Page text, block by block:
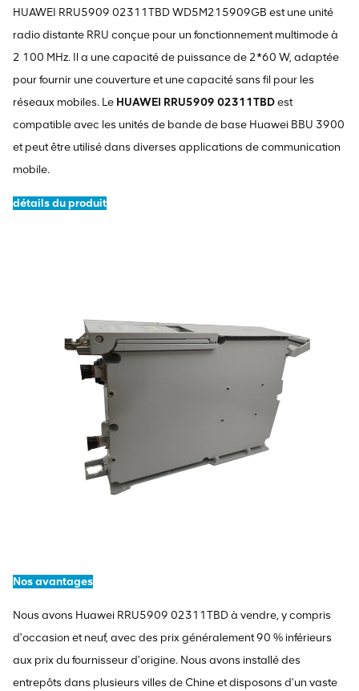
HUAWEI RRU5909 02311TBD WD5M215909GB est une unité
radio distante RRU conçue pour un fonctionnement multimode à
2 100 MHz. Il a une capacité de puissance de 2*60 W, adaptée
pour fournir une couverture et une capacité sans fil pour les
réseaux mobiles. Le HUAWEI RRU5909 02311TBDest
compatible avec les unités de bande de base Huawei BBU 3900
et peut être utilisé dans diverses applications de communication
mobile.
détails du produit
Nos avantages
Nous avons Huawei RRU5909 02311TBD à vendre, y compris
d'occasion et neuf, avec des prix généralement 90 % inférieurs
aux prix du fournisseur d'origine. Nous avons installé des
entrepôts dans plusieurs villes de Chine et disposons d'un vaste